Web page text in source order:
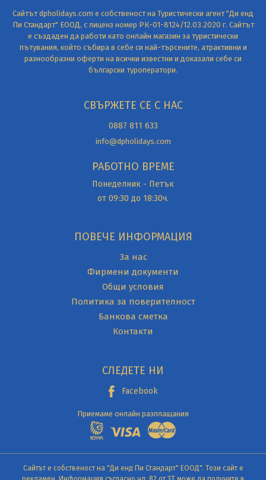
Сайтът dpholidays.com е собственост на Туристически агент "Ди енд
Пи Стандарт" ЕООД, с лиценз номер РК-01-8124/12.03.2020 г. Сайтът
е създаден да работи като онлайн магазин за туристически
пътувания, който събира в себе си най-търсените, атрактивни и
разнообразни оферти на всички известни и доказали себе си
български туроператори.
СВЪРЖЕТЕ СЕ С НАС
0887 811 633
info@dpholidays.com
РАБОТНО ВРЕМЕ
Понеделник - Петък
от 09:30 до 18:30ч.
ПОВЕЧЕ ИНФОРМАЦИЯ
За нас
Фирмени документи
Общи условия
Политика за поверителност
Банкова сметка
Контакти
СЛЕДЕТЕ НИ
Facebook
Приемаме онлайн разплащания
Сайтът е собственост на "Ди енд Пи Стандарт" ЕООД". Този сайт е